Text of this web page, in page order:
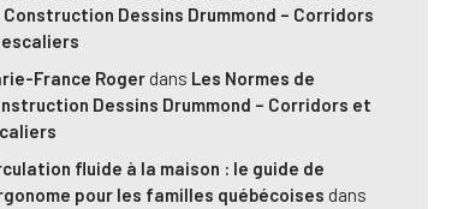
Construction Dessins Drummond – Corridors
France Roger dans Les Normes de
Dessins Drummond – Corridors et
fluide à la maison : le guide de
pour les familles québécoises dans